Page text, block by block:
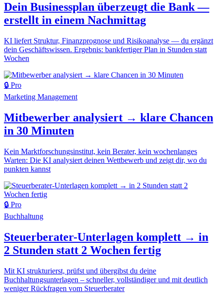
Dein Businessplan überzeugt die Bank —
erstellt in einem Nachmittag
KI liefert Struktur, Finanzprognose und Risikoanalyse — du ergänzt
dein Geschäftswissen. Ergebnis: bankfertiger Plan in Stunden statt
Wochen
🔒 Pro
Marketing Management
Mitbewerber analysiert → klare Chancen
in 30 Minuten
Kein Marktforschungsinstitut, kein Berater, kein wochenlanges
Warten: Die KI analysiert deinen Wettbewerb und zeigt dir, wo du
punkten kannst
🔒 Pro
Buchhaltung
Steuerberater-Unterlagen komplett → in
2 Stunden statt 2 Wochen fertig
Mit KI strukturierst, prüfst und übergibst du deine
Buchhaltungsunterlagen – schneller, vollständiger und mit deutlich
weniger Rückfragen vom Steuerberater